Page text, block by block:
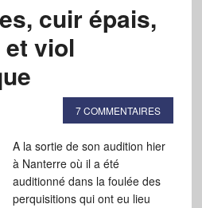
cuir épais,
viol
7 COMMENTAIRES
A la sortie de son audition hier
à Nanterre où il a été
auditionné dans la foulée des
perquisitions qui ont eu lieu